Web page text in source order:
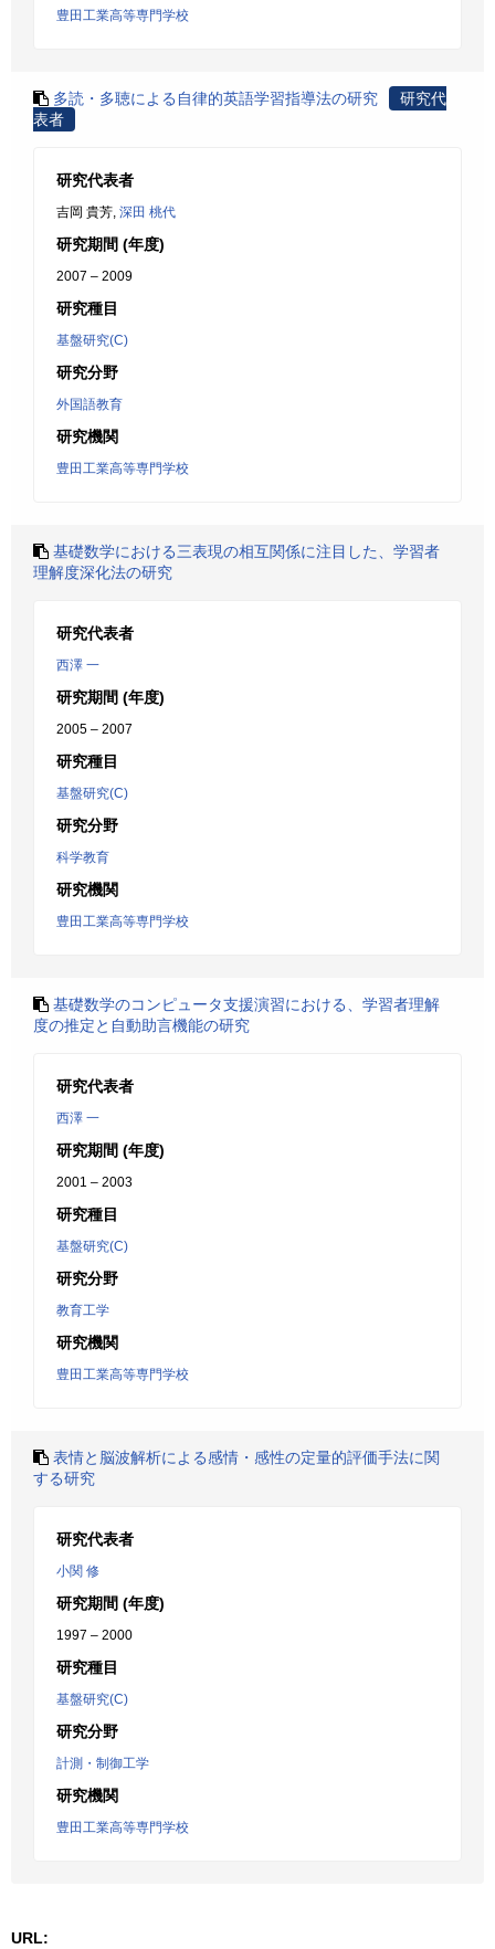
豊田工業高等専門学校
多読・多聴による自律的英語学習指導法の研究
研究代
表者
研究代表者
吉岡 貴芳, 深田 桃代
研究期間 (年度)
2007 – 2009
研究種目
基盤研究(C)
研究分野
外国語教育
研究機関
豊田工業高等専門学校
基礎数学における三表現の相互関係に注目した、学習者
理解度深化法の研究
研究代表者
西澤 一
研究期間 (年度)
2005 – 2007
研究種目
基盤研究(C)
研究分野
科学教育
研究機関
豊田工業高等専門学校
基礎数学のコンピュータ支援演習における、学習者理解
度の推定と自動助言機能の研究
研究代表者
西澤 一
研究期間 (年度)
2001 – 2003
研究種目
基盤研究(C)
研究分野
教育工学
研究機関
豊田工業高等専門学校
表情と脳波解析による感情・感性の定量的評価手法に関
する研究
研究代表者
小関 修
研究期間 (年度)
1997 – 2000
研究種目
基盤研究(C)
研究分野
計測・制御工学
研究機関
豊田工業高等専門学校
URL: